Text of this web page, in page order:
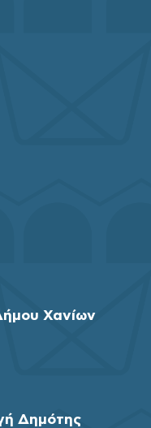
Χανίων
Δημότης